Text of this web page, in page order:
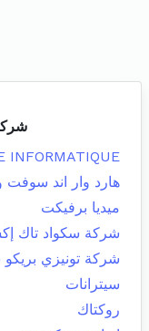
INFORMATIQUE
هارد وار اند
ميديا برفيكت
شركة سكواد تاك
شركة تونيزي
سيترانات
روكتاك